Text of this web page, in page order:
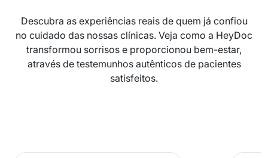
Descubra as experiências reais de quem já confiou
no cuidado das nossas clínicas. Veja como a HeyDoc
transformou sorrisos e proporcionou bem-estar,
através de testemunhos autênticos de pacientes
satisfeitos.